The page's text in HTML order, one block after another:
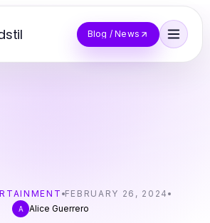
Blog / News
FEBRUARY 26, 2024
A Alice Guerrero